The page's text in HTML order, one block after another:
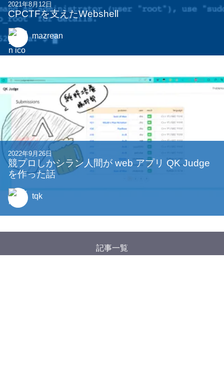
2021年8月12日
CPCTFを支えたWebshell
mazrean
2022年9月26日
競プロしかシラン人間が web アプリ QK Judge
を作った話
tqk
記事一覧